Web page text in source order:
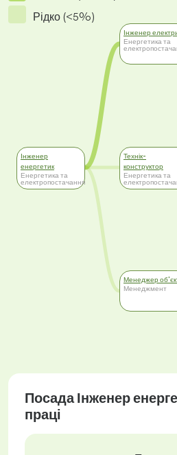
Рідко (<5%)
Інженер
енергетик
Енергетика та
електропостачання
Інженер
Енергетика та
Технік-
конструктор
Енергетика та
Менеджер
Менеджмент
Посада Інженер
праці